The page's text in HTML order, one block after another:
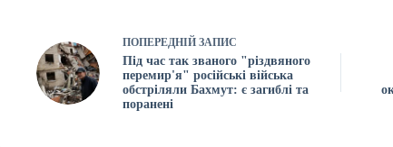
ПОПЕРЕДНІЙ ЗАПИС
Під час так званого "різдвяного
перемир'я" російські війська
обстріляли Бахмут: є загиблі та
поранені